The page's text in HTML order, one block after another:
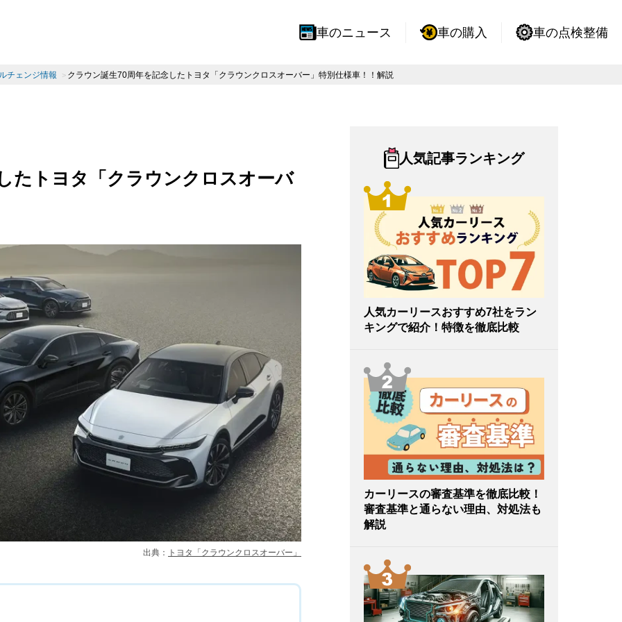
車のニュース 車の購入 車の点検整備
チェンジ情報 クラウン誕生70周年を記念したトヨタ「クラウンクロスオーバー」特別仕様車！！解説
たトヨタ「クラウンクロスオーバ
出典： トヨタ「クラウンクロスオーバー」
人気記事ランキング
人気カーリースおすすめ7社をラン
キングで紹介！特徴を徹底比較
カーリースの審査基準を徹底比較！
審査基準と通らない理由、対処法も
解説